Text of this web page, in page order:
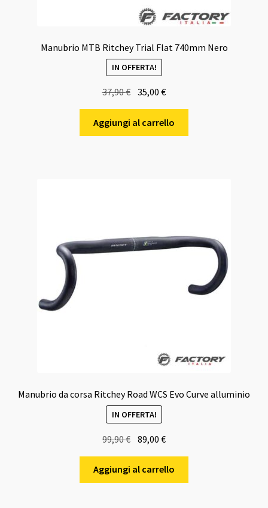
Manubrio MTB Ritchey Trial Flat 740mm Nero
IN OFFERTA!
37,90€
prezzo
originale
era:
35,00€Il
prezzo
attuale
è:
Aggiungi al carrello
Manubrio da corsa Ritchey Road WCS Evo Curve alluminio
IN OFFERTA!
99,90€
originale
era:
89,00€Il
attuale
è:
Aggiungi al carrello